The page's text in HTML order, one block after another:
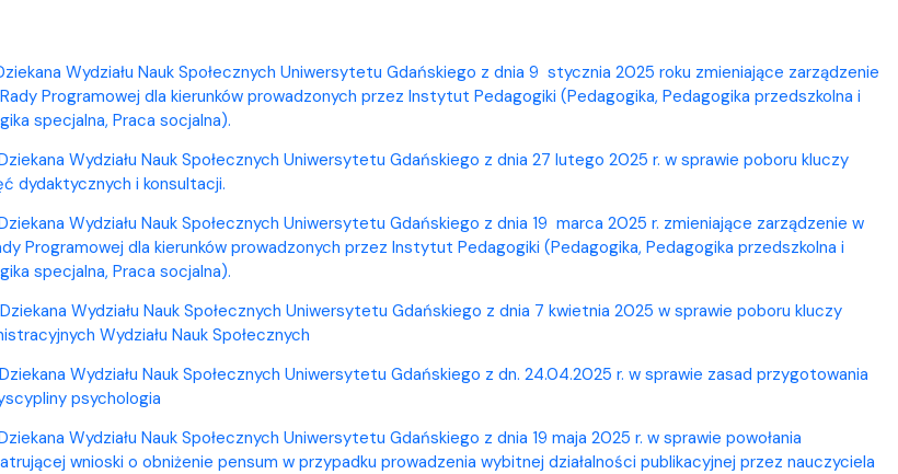
Wydziału Nauk Społecznych Uniwersytetu Gdańskiego z dnia 9 stycznia 2025 roku zmieniające zarządzenie
Programowej dla kierunków prowadzonych przez Instytut Pedagogiki (Pedagogika, Pedagogika przedszkolna i
specjalna, Praca socjalna).
Wydziału Nauk Społecznych Uniwersytetu Gdańskiego z dnia 27 lutego 2025 r. w sprawie poboru kluczy
dydaktycznych i konsultacji.
Wydziału Nauk Społecznych Uniwersytetu Gdańskiego z dnia 19 marca 2025 r. zmieniające zarządzenie w
Programowej dla kierunków prowadzonych przez Instytut Pedagogiki (Pedagogika, Pedagogika przedszkolna i
specjalna, Praca socjalna).
Wydziału Nauk Społecznych Uniwersytetu Gdańskiego z dnia 7 kwietnia 2025 w sprawie poboru kluczy
Wydziału Nauk Społecznych
Wydziału Nauk Społecznych Uniwersytetu Gdańskiego z dn. 24.04.2025 r. w sprawie zasad przygotowania
psychologia
Wydziału Nauk Społecznych Uniwersytetu Gdańskiego z dnia 19 maja 2025 r. w sprawie powołania
wnioski o obniżenie pensum w przypadku prowadzenia wybitnej działalności publikacyjnej przez nauczyciela